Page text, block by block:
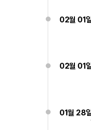
02월 01
02월 01
01월 28